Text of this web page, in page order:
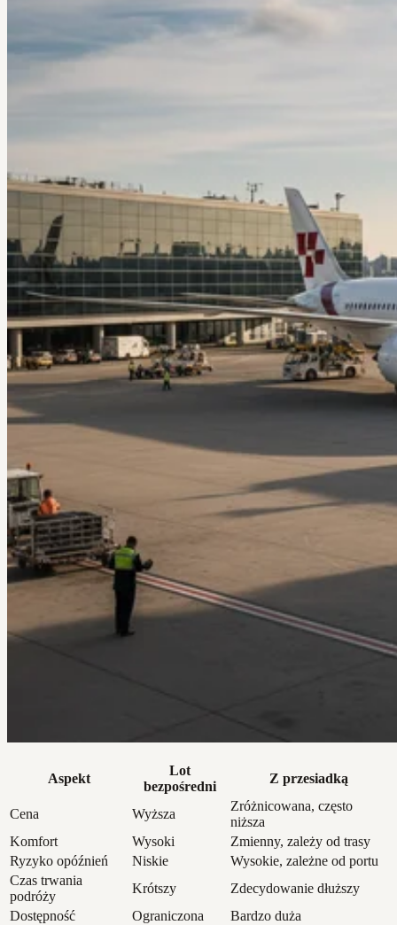
Aspekt
Lot
bezpośredni
Z przesiadką
Cena Wyższa
Zróżnicowana, często
niższa
Komfort
Wysoki
Zmienny, zależy od trasy
Ryzyko opóźnień
Niskie
Wysokie, zależne od portu
Czas trwania
podróży
Krótszy
Zdecydowanie dłuższy
Dostępność
Ograniczona
Bardzo duża